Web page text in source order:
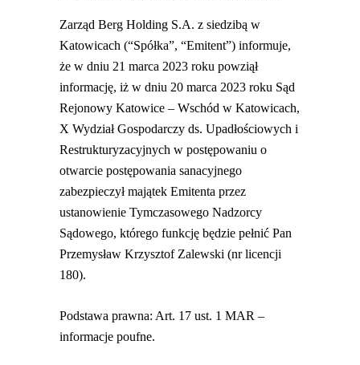
Zarząd Berg Holding S.A. z siedzibą w
Katowicach (“Spółka”, “Emitent”) informuje,
że w dniu 21 marca 2023 roku powziął
informację, iż w dniu 20 marca 2023 roku Sąd
Rejonowy Katowice – Wschód w Katowicach,
X Wydział Gospodarczy ds. Upadłościowych i
Restrukturyzacyjnych w postępowaniu o
otwarcie postępowania sanacyjnego
zabezpieczył majątek Emitenta przez
ustanowienie Tymczasowego Nadzorcy
Sądowego, którego funkcję będzie pełnić Pan
Przemysław Krzysztof Zalewski (nr licencji
180).
Podstawa prawna: Art. 17 ust. 1 MAR –
informacje poufne.